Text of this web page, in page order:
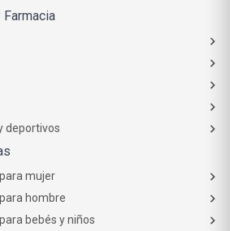
deportivos
mujer
hombre
bebés y niños